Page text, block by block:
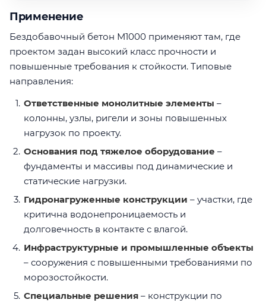
Применение
Бездобавочный бетон М1000 применяют там, где
проектом задан высокий класс прочности и
повышенные требования к стойкости. Типовые
направления:
Ответственные монолитные элементы –
колонны, узлы, ригели и зоны повышенных
нагрузок по проекту.
Основания под тяжелое оборудование –
фундаменты и массивы под динамические и
статические нагрузки.
Гидронагруженные конструкции – участки, где
критична водонепроницаемость и
долговечность в контакте с влагой.
Инфраструктурные и промышленные объекты
– сооружения с повышенными требованиями по
морозостойкости.
Специальные решения – конструкции по